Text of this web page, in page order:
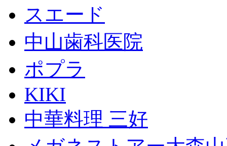
スエード
中山歯科医院
ポプラ
KIKI
中華料理 三好